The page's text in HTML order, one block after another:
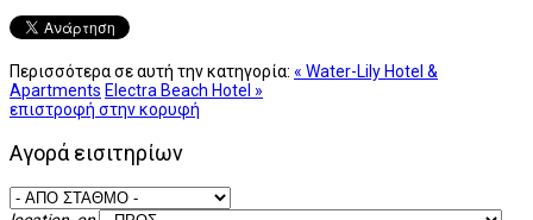
Περισσότερα σε αυτή την κατηγορία: « Water-Lily Hotel &
Apartments Electra Beach Hotel »
επιστροφή στην κορυφή
Αγορά εισιτηρίων